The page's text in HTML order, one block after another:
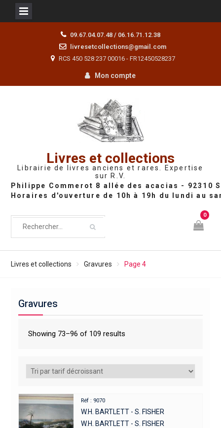
09.67.04.07.48 / 06.16.71.12.38
livresetcollections@gmail.com
RCS 450 528 237 00016 - FR12450528237
Mon compte
Livres et collections
Librairie de livres anciens et rares. Expertise
sur R.V.
0
Livres et collections Gravures Page 4
Gravures
Showing 73–96 of 109 results
Réf : 9070
W.H. BARTLETT - S. FISHER
W.H. BARTLETT - S. FISHER